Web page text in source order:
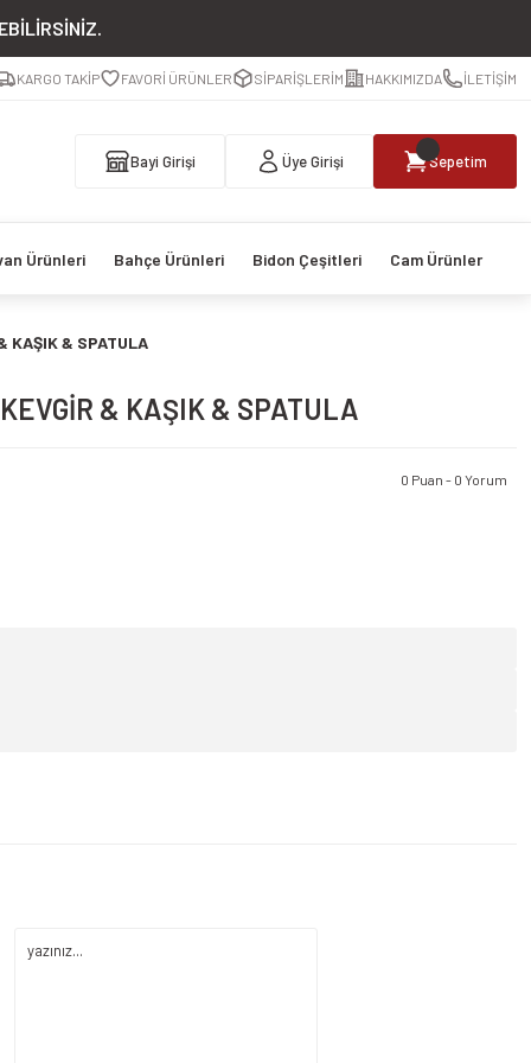
KARGO TAKİP FAVORİ ÜRÜNLER SİPARİŞLERİM HAKKIMIZDA İLETİŞİM
Bayi Girişi Üye Girişi Sepetim
Ürünleri Bahçe Ürünleri Bidon Çeşitleri Cam Ürünler
KAŞIK & SPATULA
& KAŞIK & SPATULA
0 Puan - 0 Yorum